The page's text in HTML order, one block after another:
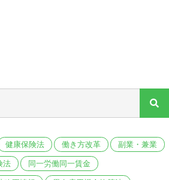
健康保険法 働き方改革 副業・兼業
法 同一労働同一賃金